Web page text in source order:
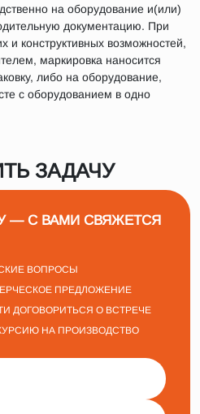
на оборудование и(или)
документацию. При
и конструктивных возможностей,
маркировка наносится
либо на оборудование,
с оборудованием в одно
ЗАДАЧУ
— С ВАМИ СВЯЖЕТСЯ
ВОПРОСЫ
ПРЕДЛОЖЕНИЕ
ДОГОВОРИТЬСЯ О ВСТРЕЧЕ
НА ПРОИЗВОДСТВО